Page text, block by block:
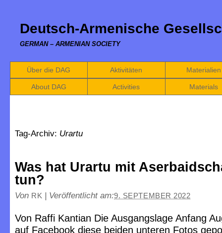
Deutsch-Armenische
GERMAN – ARMENIAN SOCIETY
Über die DAG Aktivitäten Materialien
About DAG Activities Materials
Tag-Archiv: Urartu
Was hat Urartu mit
tun?
Von RK | Veröffentlicht am:9. SEPTEMBER 2022
Von Raffi Kantian Die Ausgangslage Anfang
auf Facebook diese beiden unteren Fotos